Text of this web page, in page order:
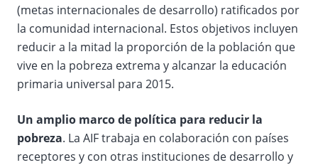
(metas internacionales de desarrollo) ratificados por
la comunidad internacional. Estos objetivos incluyen
reducir a la mitad la proporción de la población que
vive en la pobreza extrema y alcanzar la educación
primaria universal para 2015.
Un amplio marco de política para reducir la
pobreza. La AIF trabaja en colaboración con países
receptores y con otras instituciones de desarrollo y